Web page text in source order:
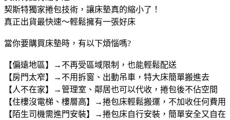
契斯特獨家捲包技術，讓床墊真的縮小了！
真正出貨最快速～輕鬆擁有一張好床
當你要購買床墊時，有以下煩惱嗎?
【偏遠地區】→不再受區域限制，也能輕鬆配送
【房門太窄】→不用拆窗、出動吊車，特大床簡單搬進去
【人不在家】→管理室、鄰居也可以代收，捲包後不佔空間
【住樓沒電梯、樓層高】→捲包床輕鬆搬運，不加收任何費用
【陌生司機需進門安裝】→捲包床自行安裝，簡單安全又自在